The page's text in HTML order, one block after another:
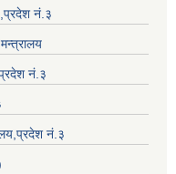
नं‌‍‌‍.३
नं‌‍‌‍.३
नं‌‍‌‍.३